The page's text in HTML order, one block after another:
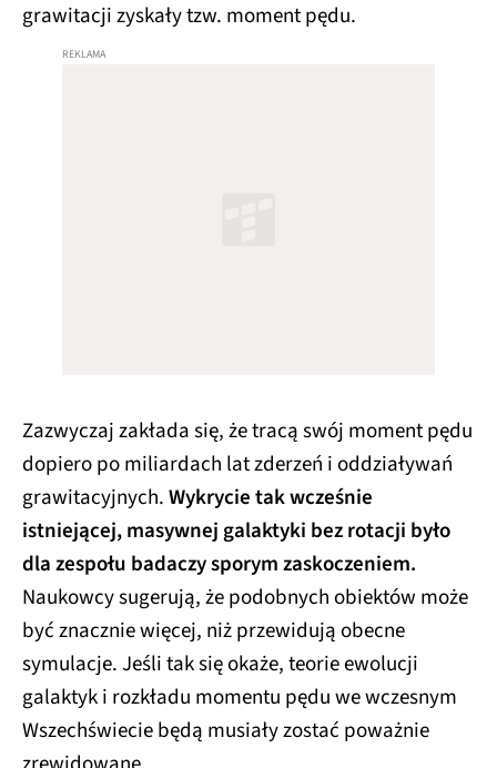
grawitacji zyskały tzw. moment pędu.
Zazwyczaj zakłada się, że tracą swój moment pędu
dopiero po miliardach lat zderzeń i oddziaływań
grawitacyjnych.Wykrycie tak wcześnie
istniejącej, masywnej galaktyki bez rotacji było
dla zespołu badaczy sporym zaskoczeniem.
Naukowcy sugerują, że podobnych obiektów może
być znacznie więcej, niż przewidują obecne
symulacje. Jeśli tak się okaże, teorie ewolucji
galaktyk i rozkładu momentu pędu we wczesnym
Wszechświecie będą musiały zostać poważnie